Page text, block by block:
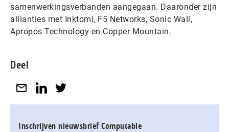
samenwerkingsverbanden aangegaan. Daaronder zijn
allianties met Inktomi, F5 Networks, Sonic Wall,
Apropos Technology en Copper Mountain.
Deel
Inschrijven nieuwsbrief Computable